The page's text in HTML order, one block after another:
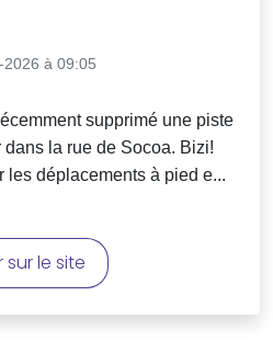
2026 à 09:05
supprimé une piste
la rue de Socoa. Bizi!
les déplacements à pied e...
sur le site